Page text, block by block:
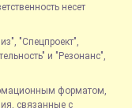
несет
"Спецпроект",
и "Резонанс",
форматом,
связанные с